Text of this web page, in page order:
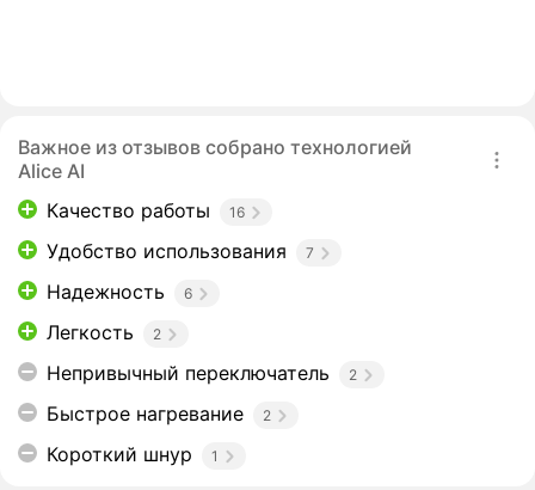
Важное из отзывов собрано технологией
Alice AI
Качество работы
16
Удобство использования 7
Надежность 6
Легкость 2
Непривычный переключатель 2
Быстрое нагревание 2
Короткий шнур 1